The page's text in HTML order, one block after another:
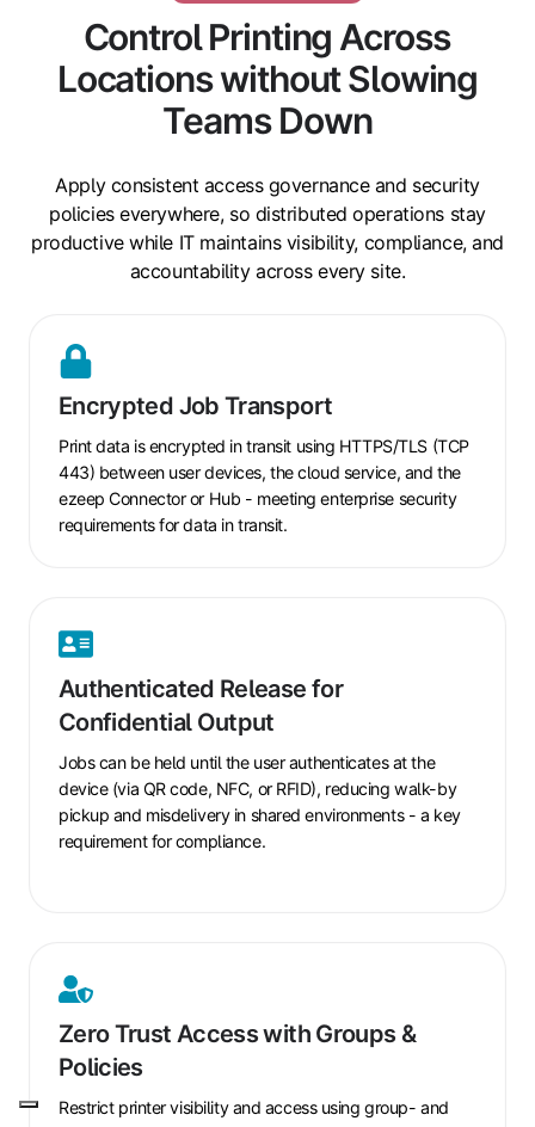
Control Printing Across
Locations without Slowing
Teams Down
Apply consistent access governance and security
policies everywhere, so distributed operations stay
productive while IT maintains visibility, compliance, and
accountability across every site.
Encrypted Job Transport
Print data is encrypted in transit using HTTPS/TLS (TCP
443) between user devices, the cloud service, and the
ezeep Connector or Hub - meeting enterprise security
requirements for data in transit.
Encrypted
Transport
Authenticated Release for
Confidential Output
Jobs can be held until the user authenticatesat the
device (via QR code, NFC, or RFID), reducing walk-by
pickup and misdelivery in shared environments - a key
requirement for compliance.
Authenticated
for
Confidential
Output
Zero Trust Access with Groups &
Policies
Restrict printer visibility and access using group- and
Zero
Access
with
Groups